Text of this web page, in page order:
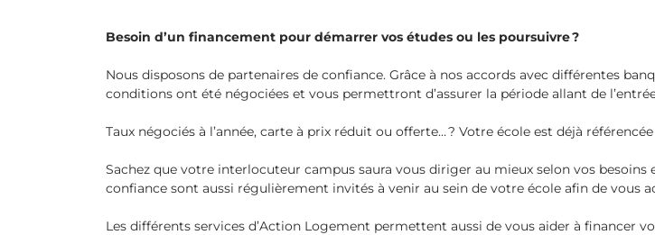
Besoin d’un financement pour démarrer vos études ou les poursuivre ?
Nous disposons de partenaires de confiance. Grâce à nos accords avec différentes
conditions ont été négociées et vous permettront d’assurer la période allant de
Taux négociés à l’année, carte à prix réduit ou offerte… ? Votre école est déjà
Sachez que votre interlocuteur campus saura vous diriger au mieux selon vos
confiance sont aussi régulièrement invités à venir au sein de votre école afin de vous
Les différents services d’Action Logement permettent aussi de vous aider à